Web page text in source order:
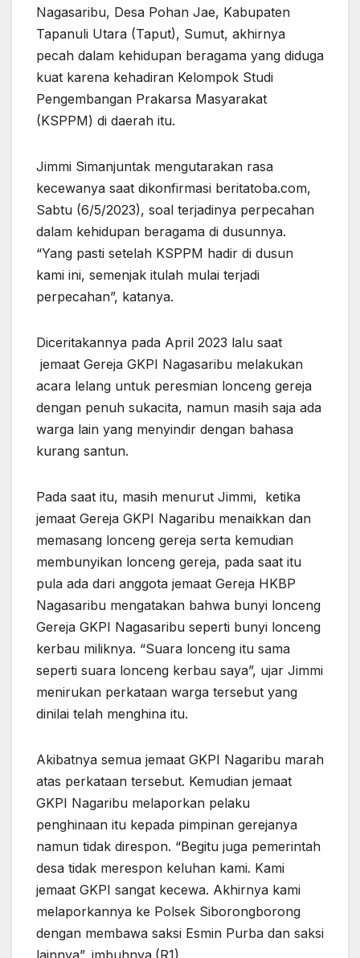
Nagasaribu, Desa Pohan Jae, Kabupaten
Tapanuli Utara (Taput), Sumut, akhirnya
pecah dalam kehidupan beragama yang diduga
kuat karena kehadiran Kelompok Studi
Pengembangan Prakarsa Masyarakat
(KSPPM) di daerah itu.
Jimmi Simanjuntak mengutarakan rasa
kecewanya saat dikonfirmasi beritatoba.com,
Sabtu (6/5/2023), soal terjadinya perpecahan
dalam kehidupan beragama di dusunnya.
“Yang pasti setelah KSPPM hadir di dusun
kami ini, semenjak itulah mulai terjadi
perpecahan”, katanya.
Diceritakannya pada April 2023 lalu saat
jemaat Gereja GKPI Nagasaribu melakukan
acara lelang untuk peresmian lonceng gereja
dengan penuh sukacita, namun masih saja ada
warga lain yang menyindir dengan bahasa
kurang santun.
Pada saat itu, masih menurut Jimmi, ketika
jemaat Gereja GKPI Nagaribu menaikkan dan
memasang lonceng gereja serta kemudian
membunyikan lonceng gereja, pada saat itu
pula ada dari anggota jemaat Gereja HKBP
Nagasaribu mengatakan bahwa bunyi lonceng
Gereja GKPI Nagasaribu seperti bunyi lonceng
kerbau miliknya. “Suara lonceng itu sama
seperti suara lonceng kerbau saya”, ujar Jimmi
menirukan perkataan warga tersebut yang
dinilai telah menghina itu.
Akibatnya semua jemaat GKPI Nagaribu marah
atas perkataan tersebut. Kemudian jemaat
GKPI Nagaribu melaporkan pelaku
penghinaan itu kepada pimpinan gerejanya
namun tidak direspon. “Begitu juga pemerintah
desa tidak merespon keluhan kami. Kami
jemaat GKPI sangat kecewa. Akhirnya kami
melaporkannya ke Polsek Siborongborong
dengan membawa saksi Esmin Purba dan saksi